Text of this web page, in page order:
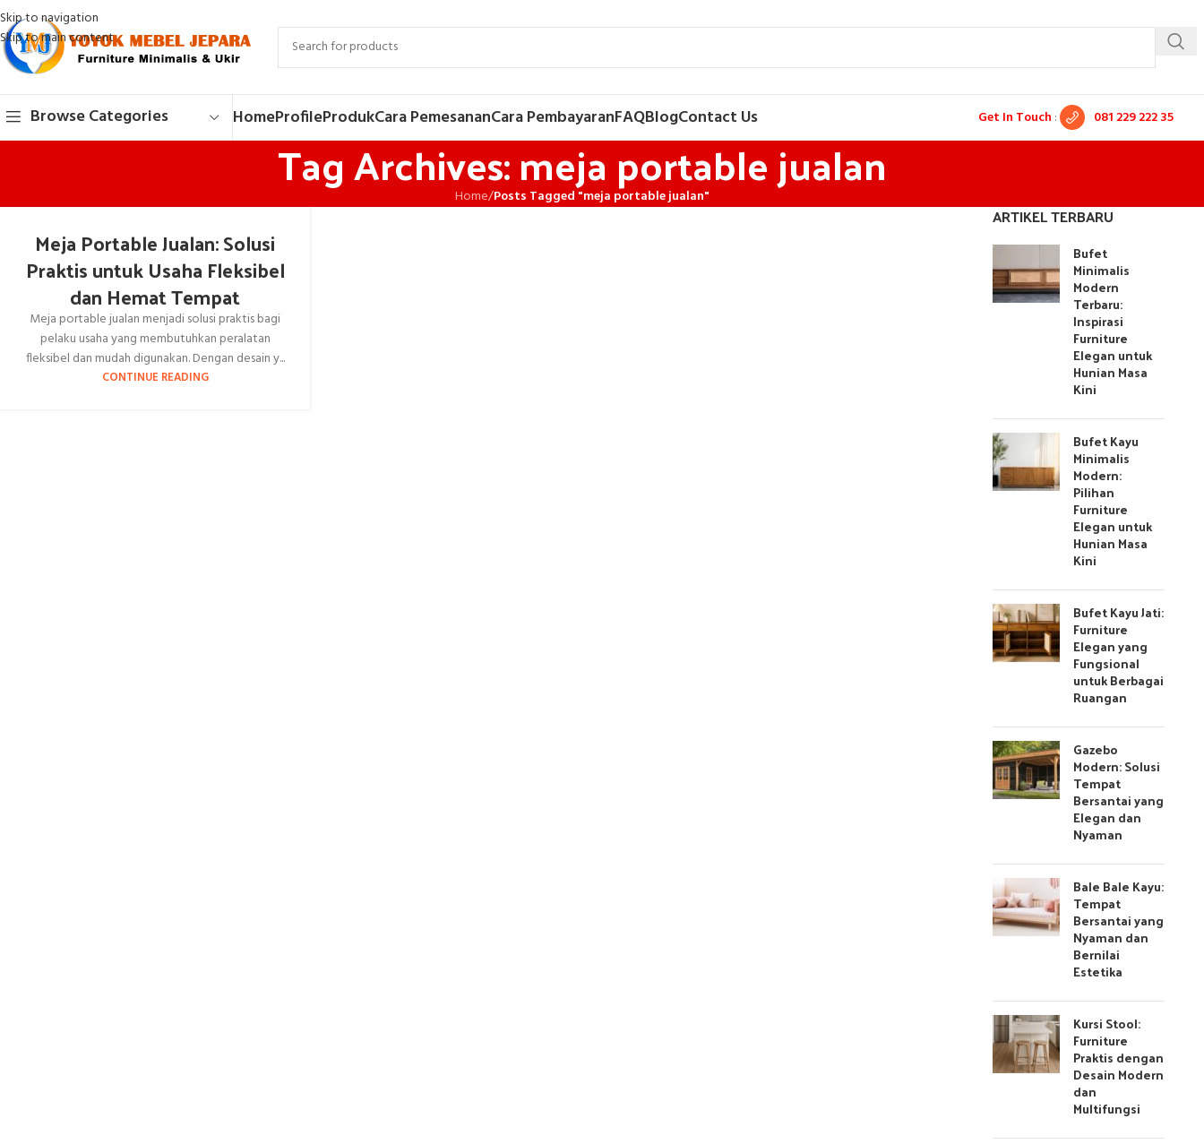
Skip to navigation
Skip to main content
Browse Categories HomeProfileProdukCara PemesananCara PembayaranFAQBlogContact Us Get In Touch : 081 229 222 35
Tag Archives: meja portable jualan
Home/Posts Tagged "meja portable jualan"
Meja Portable Jualan: Solusi
Praktis untuk Usaha Fleksibel
dan Hemat Tempat
Meja portable jualan menjadi solusi praktis bagi
pelaku usaha yang membutuhkan peralatan
fleksibel dan mudah digunakan. Dengan desain y...
CONTINUE READING
ARTIKEL TERBARU
Bufet
Minimalis
Modern
Terbaru:
Inspirasi
Furniture
Elegan untuk
Hunian Masa
Kini
Bufet Kayu
Minimalis
Modern:
Pilihan
Furniture
Elegan untuk
Hunian Masa
Kini
Bufet Kayu Jati:
Furniture
Elegan yang
Fungsional
untuk Berbagai
Ruangan
Gazebo
Modern: Solusi
Tempat
Bersantai yang
Elegan dan
Nyaman
Bale Bale Kayu:
Tempat
Bersantai yang
Nyaman dan
Bernilai
Estetika
Kursi Stool:
Furniture
Praktis dengan
Desain Modern
dan
Multifungsi